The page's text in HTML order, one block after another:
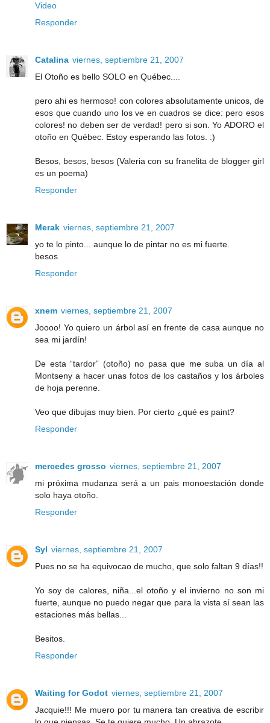
Video
Responder
Catalina viernes, septiembre 21, 2007
El Otoño es bello SOLO en Québec....
pero ahi es hermoso! con colores absolutamente unicos, de
esos que cuando uno los ve en cuadros se dice: pero esos
colores! no deben ser de verdad! pero si son. Yo ADORO el
otoño en Québec. Estoy esperando las fotos. :)
Besos, besos, besos (Valeria con su franelita de blogger girl
es un poema)
Responder
Merak viernes, septiembre 21, 2007
yo te lo pinto... aunque lo de pintar no es mi fuerte.
besos
Responder
xnem viernes, septiembre 21, 2007
Joooo! Yo quiero un árbol así en frente de casa aunque no
sea mi jardín!
De esta “tardor” (otoño) no pasa que me suba un día al
Montseny a hacer unas fotos de los castaños y los árboles
de hoja perenne.
Veo que dibujas muy bien. Por cierto ¿qué es paint?
Responder
mercedes grosso viernes, septiembre 21, 2007
mi próxima mudanza será a un pais monoestación donde
solo haya otoño.
Responder
Syl viernes, septiembre 21, 2007
Pues no se ha equivocao de mucho, que solo faltan 9 días!!
Yo soy de calores, niña...el otoño y el invierno no son mi
fuerte, aunque no puedo negar que para la vista sí sean las
estaciones más bellas...
Besitos.
Responder
Waiting for Godot viernes, septiembre 21, 2007
Jacquie!!! Me muero por tu manera tan creativa de escribir